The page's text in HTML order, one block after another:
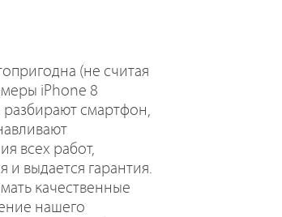
(не считая
iPhone 8
смартфон,
всех работ,
и выдается гарантия.
качественные
нашего